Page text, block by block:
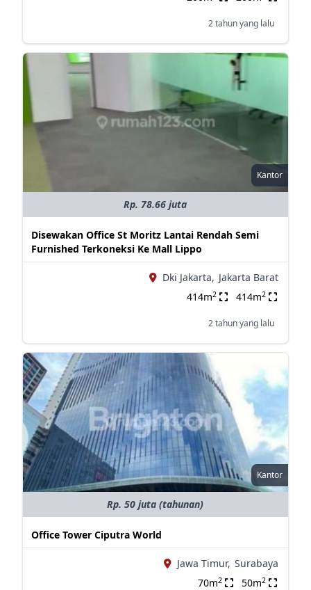
2 tahun yang lalu
Kantor
Rp. 78.66 juta
Disewakan Office St Moritz Lantai Rendah Semi
Furnished Terkoneksi Ke Mall Lippo
Dki Jakarta, Jakarta Barat
414m2 414m2
2 tahun yang lalu
Kantor
Rp. 50 juta (tahunan)
Office Tower Ciputra World
Jawa Timur, Surabaya
70m2 50m2